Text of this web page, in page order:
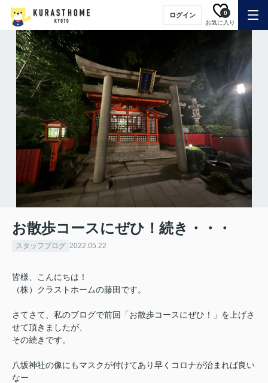
ログイン
お気に入り
0
お散歩コースにぜひ！続き・・・
スタッフブログ 2022.05.22
皆様、こんにちは！
（株）クラストホームの藤田です。
さてさて、私のブログで前回「お散歩コースにぜひ！」を上げさ
せて頂きましたが、
その続きです。
八坂神社の像にもマスクが付けてあり早くコロナが治まれば良い
なー